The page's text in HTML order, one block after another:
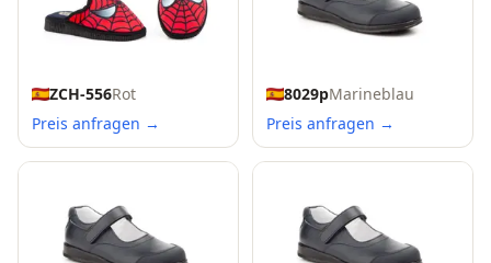
ZCH-556Rot
Preis anfragen →
8029pMarineblau
Preis anfragen →